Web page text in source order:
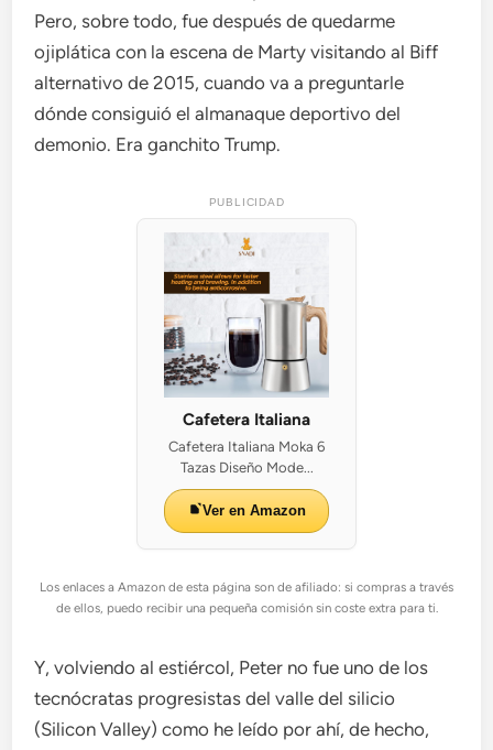
Pero, sobre todo, fue después de quedarme
ojiplática con la escena de Marty visitando al Biff
alternativo de 2015, cuando va a preguntarle
dónde consiguió el almanaque deportivo del
demonio. Era ganchito Trump.
PUBLICIDAD
Cafetera Italiana
Cafetera Italiana Moka 6
Tazas Diseño Mode...
Ver en Amazon
Los enlaces a Amazon de esta página son de afiliado: si compras a través
de ellos, puedo recibir una pequeña comisión sin coste extra para ti.
Y, volviendo al estiércol, Peter no fue uno de los
tecnócratas progresistas del valle del silicio
(Silicon Valley) como he leído por ahí, de hecho,